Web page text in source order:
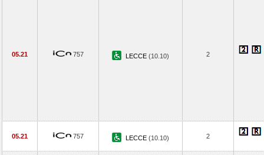
05.21 757 LECCE (10.10) 2
05.21 757 LECCE (10.10) 2